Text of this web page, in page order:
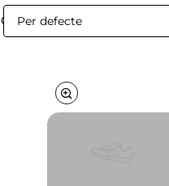
Ordenar per: